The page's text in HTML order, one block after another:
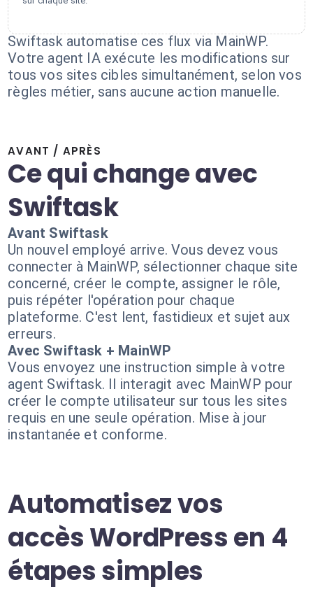
Swiftask automatise ces flux via MainWP.
Votre agent IA exécute les modifications sur
tous vos sites cibles simultanément, selon vos
règles métier, sans aucune action manuelle.
AVANT / APRÈS
Ce qui change avec
Swiftask
Avant Swiftask
Un nouvel employé arrive. Vous devez vous
connecter à MainWP, sélectionner chaque site
concerné, créer le compte, assigner le rôle,
puis répéter l'opération pour chaque
plateforme. C'est lent, fastidieux et sujet aux
erreurs.
Avec Swiftask + MainWP
Vous envoyez une instruction simple à votre
agent Swiftask. Il interagit avec MainWP pour
créer le compte utilisateur sur tous les sites
requis en une seule opération. Mise à jour
instantanée et conforme.
Automatisez vos
accès WordPress en 4
étapes simples